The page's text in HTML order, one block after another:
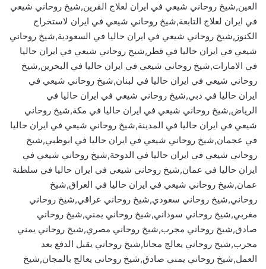
العين,شيخ روحاني شيعي في ايران لعلاج القرين,شيخ روحاني شيعي
في ايران لعلاج التابعة,شيخ روحاني شيعي في ايران لاستخراج
الكنوز,شيخ روحاني شيعي في ايران حاليا في السعودية,شيخ روحاني
شيعي في ايران حاليا في قطر,شيخ روحاني شيعي في ايران حاليا
في الامارات,شيخ روحاني شيعي في ايران حاليا في البحرين,شيخ
روحاني شيعي في ايران حاليا في لبنان,شيخ روحاني شيعي في
ايران حاليا في دبي,شيخ روحاني شيعي في ايران حاليا في
الرياض,شيخ روحاني شيعي في ايران حاليا في مكة,شيخ روحاني
شيعي في ايران حاليا في المدينة,شيخ روحاني شيعي في ايران حاليا
في عجمان,شيخ روحاني شيعي في ايران حاليا في ابوظبي,شيخ
روحاني شيعي في ايران حاليا في الدوحة,شيخ روحاني شيعي في
ايران حاليا في عمان,شيخ روحاني شيعي في ايران حاليا في سلطنة
عمان,شيخ روحاني شيعي في ايران حاليا في العراق,شيخ
روحاني,شيخ روحاني سعودي,شيخ روحاني عراقي,شيخ روحاني
مغربي,شيخ روحاني سوداني,شيخ روحاني يمني,شيخ روحاني
صادق,شيخ روحاني مجرب,شيخ روحاني مصري,شيخ روحاني يمني
مجرب,شيخ روحاني يعالج مجانا,شيخ روحاني يقبل الدفع بعد
العمل,شيخ روحاني يمني صادق,شيخ روحاني يعالج بالمجان,شيخ